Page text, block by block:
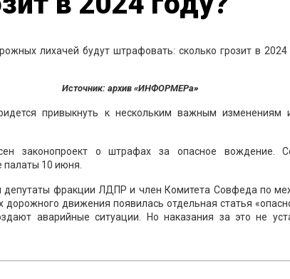
Источник: архив «ИНФОРМЕРа»
привыкнуть к нескольким важным
законопроект о штрафах за опасное вождение.
палаты 10 июня.
депутаты фракции ЛДПР и член Комитета Совфеда по
дорожного движения появилась отдельная статья
аварийные ситуации. Но наказания за это не